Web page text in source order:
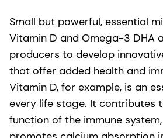
Small but powerful, essential
Vitamin D and Omega-3 DHA
producers to develop
that offer added health and
Vitamin D, for example, is an
every life stage. It contributes
function of the immune